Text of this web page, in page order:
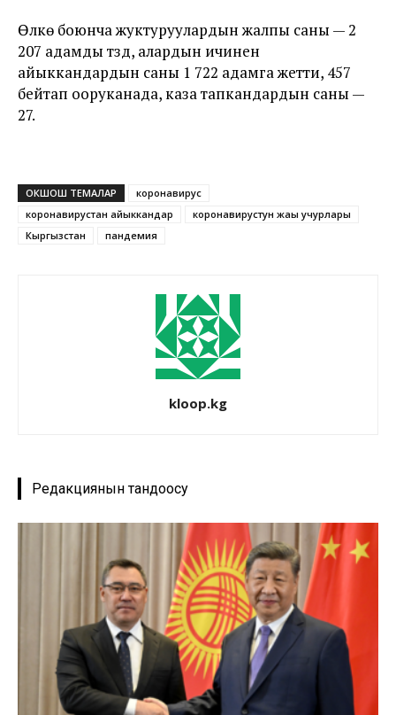
Өлкө боюнча жуктуруулардын жалпы саны — 2
207 адамды түздү, алардын ичинен
айыккандардын саны 1 722 адамга жетти, 457
бейтап ооруканада, каза тапкандардын саны —
27.
ОКШОШ ТЕМАЛАР
коронавирус
коронавирустан айыккандар
коронавирустун жаңы учурлары
Кыргызстан
пандемия
kloop.kg
Редакциянын тандоосу